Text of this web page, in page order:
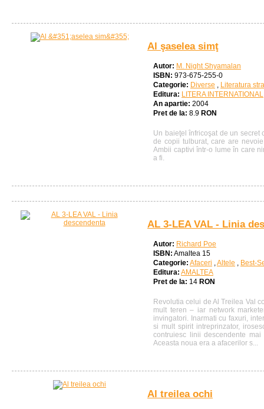
Al şaselea simţ
Autor: M. Night Shyamalan
ISBN: 973-675-255-0
Categorie: Diverse , Literatura
Editura: LITERA INTERNATIONAL
An apartie: 2004
Pret de la: 8.9 RON
Un baieţel înfricoşat de un secret
de copii tulburat, care are
Ambii captivi într-o lume în care
a fi.
AL 3-LEA VAL - Linia
Autor: Richard Poe
ISBN: Amaltea 15
Categorie: Afaceri ,Altele , Best-
Editura: AMALTEA
Pret de la: 14 RON
Revolutia celui de Al Treilea Val
mult teren – iar network
invingatori. Inarmati cu faxuri,
si mult spirit intreprinzator,
contruiesc linii descendente
Aceasta noua era a afacerilor s...
Al treilea ochi